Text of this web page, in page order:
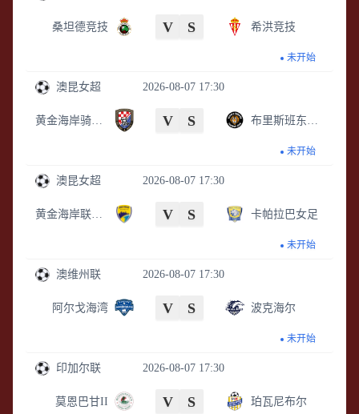
桑坦德竞技 V S 希洪竞技
未开始
2026-08-07 17:30
澳昆女超
V S
未开始
2026-08-07 17:30
澳昆女超
V S 卡帕拉巴女足
未开始
2026-08-07 17:30
澳维州联
阿尔戈海湾 V S 波克海尔
未开始
2026-08-07 17:30
印加尔联
莫恩巴甘II V S 珀瓦尼布尔